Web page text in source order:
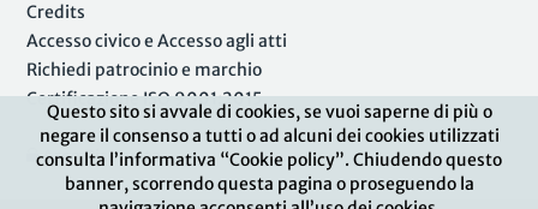
Questo sito si avvale di cookies, se vuoi saperne di più o
negare il consenso a tutti o ad alcuni dei cookies utilizzati
consulta l’informativa “Cookie policy”. Chiudendo questo
banner, scorrendo questa pagina o proseguendo la
Credits
Accesso civico e Accesso agli atti
Richiedi patrocinio e marchio
Certificazione ISO 9001:2015
Area Riservata